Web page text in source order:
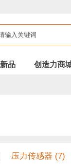
新品 创造力商
压力传感器 (7)